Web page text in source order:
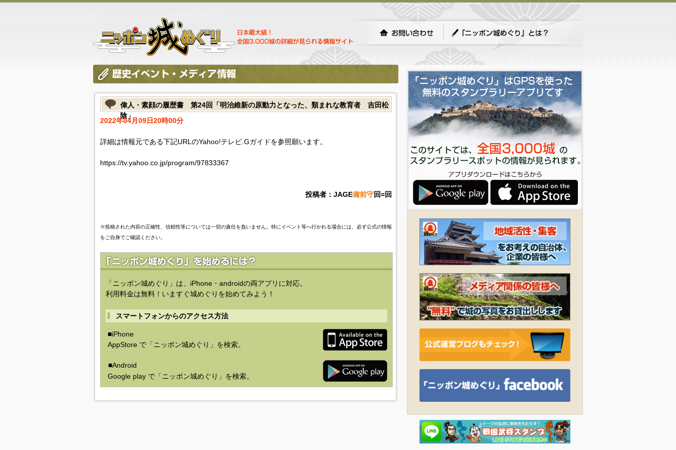
偉人・素顔の履歴書 第24回「明治維新の原動力となった、類まれな教育者 吉田松
陰」
2022年04月09日20時00分
詳細は情報元である下記URLのYahoo!テレビ.Gガイドを参照願います。
https://tv.yahoo.co.jp/program/97833367
投稿者：JAGE備前守回=回
※投稿された内容の正確性、信頼性等については一切の責任を負いません。特にイベント等へ行かれる場合には、必ず公式の情報
をご自身でご確認ください。
「ニッポン城めぐり」は、iPhone・androidの両アプリに対応。
利用料金は無料！いますぐ城めぐりを始めてみよう！
スマートフォンからのアクセス方法
■iPhone
AppStore で「ニッポン城めぐり」を検索。
■Android
Google play で「ニッポン城めぐり」を検索。